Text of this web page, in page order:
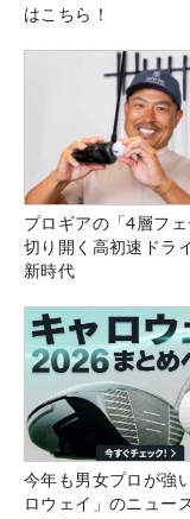
はこちら！
プロギアの「4層フ
切り開く高初速ドラ
新時代
今年も男女プロが強
ロウェイ」のニュー